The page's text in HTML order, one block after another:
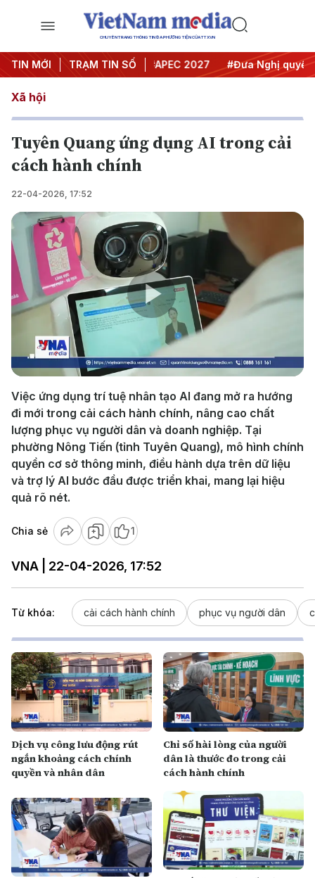
CHUYÊN TRANG THÔNG TIN ĐA PHƯƠNG TIỆN CỦA TTXVN
TIN MỚI TRẠM TIN SỐ
nghị Trung ương 3 #APEC 2027 #Đưa Nghị quyết
Xã hội
Tuyên Quang ứng dụng AI trong cải
cách hành chính
22-04-2026, 17:52
Play
Video
Việc ứng dụng trí tuệ nhân tạo AI đang mở ra hướng
đi mới trong cải cách hành chính, nâng cao chất
lượng phục vụ người dân và doanh nghiệp. Tại
phường Nông Tiến (tỉnh Tuyên Quang), mô hình chính
quyền cơ sở thông minh, điều hành dựa trên dữ liệu
và trợ lý AI bước đầu được triển khai, mang lại hiệu
quả rõ nét.
Chia sẻ 1
VNA | 22-04-2026, 17:52
Từ khóa: cải cách hành chính phục vụ người dân
Dịch vụ công lưu động rút
ngắn khoảng cách chính
quyền và nhân dân
Chỉ số hài lòng của người
dân là thước đo trong cải
cách hành chính